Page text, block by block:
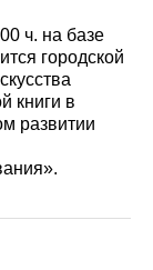
ч. на базе
городской
книги в
развитии